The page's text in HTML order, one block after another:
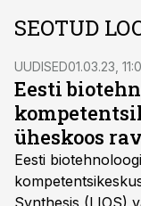
SEOTUD
UUDISED01.03.23,
Eesti
üheskoos
Eesti
Synthesis (LIOS)